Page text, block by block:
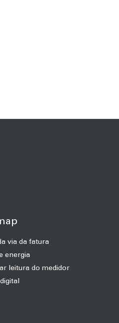
via da fatura
energia
leitura do medidor